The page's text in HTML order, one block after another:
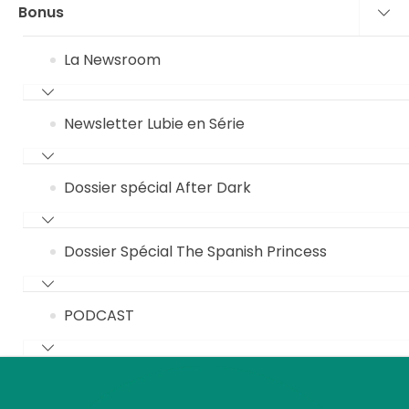
Bonus
La Newsroom
Newsletter Lubie en Série
Dossier spécial After Dark
Dossier Spécial The Spanish Princess
PODCAST